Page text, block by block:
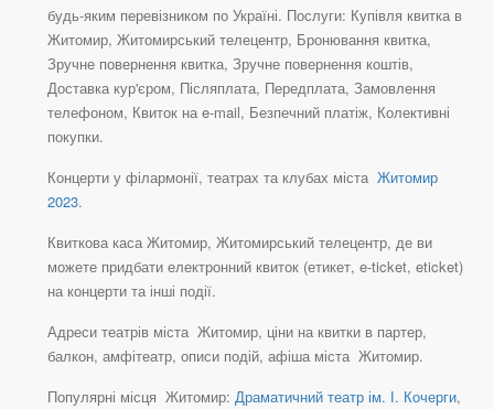
будь-яким перевізником по Україні. Послуги: Купівля квитка в
Житомир, Житомирський телецентр, Бронювання квитка,
Зручне повернення квитка, Зручне повернення коштів,
Доставка кур'єром, Післяплата, Передплата, Замовлення
телефоном, Квиток на e-mail, Безпечний платіж, Колективні
покупки.
Концерти у філармонії, театрах та клубах міста Житомир
2023.
Квиткова каса Житомир, Житомирський телецентр, де ви
можете придбати електронний квиток (етикет, e-ticket, eticket)
на концерти та інші події.
Адреси театрів міста Житомир, ціни на квитки в партер,
балкон, амфітеатр, описи подій, афіша міста Житомир.
Популярні місця Житомир: Драматичний театр ім. І. Кочерги,